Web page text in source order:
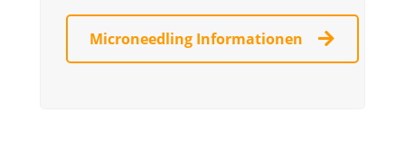
Microneedling Informationen